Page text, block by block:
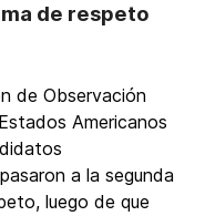
de respeto
de Observación
Americanos
a la segunda
luego de que